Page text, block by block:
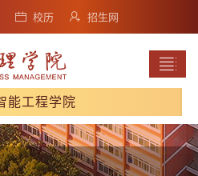
校历 招生网
能工程学院